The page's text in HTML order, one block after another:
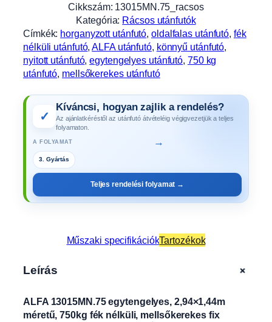
Cikkszám: 13015MN.75_racsos
Kategória: Rácsos utánfutók
Címkék: horganyzott utánfutó , oldalfalas utánfutó fék
nélküli utánfutó, ALFA utánfutó, könnyű utánfutó
nyitott utánfutó, egytengelyes utánfutó 750 kg
utánfutó mellsőkerekes utánfutó
✓
Kíváncsi, hogyan zajlik a rendelés?
Az ajánlatkéréstől az utánfutó átvételéig végigvezetjük a teljes
folyamaton.
A FOLYAMAT →
3. Gyártás
Teljes rendelési folyamat →
Műszaki specifikációkTartozékok
Leírás +
ALFA 13015MN.75 egytengelyes, 2,94×1,44m
méretű, 750kg fék nélküli, mellsőkerekes fix